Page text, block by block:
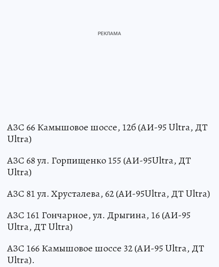
АЗС 66 Камышовое шоссе, 12б (АИ-95 Ultra, ДТ
Ultra)
АЗС 68 ул. Горпищенко 155 (АИ-95Ultra, ДТ
Ultra)
АЗС 81 ул. Хрусталева, 62 (АИ-95Ultra, ДТ Ultra)
АЗС 161 Гончарное, ул. Дрыгина, 16 (АИ-95
Ultra, ДТ Ultra)
АЗС 166 Камышовое шоссе 32 (АИ-95 Ultra, ДТ
Ultra).